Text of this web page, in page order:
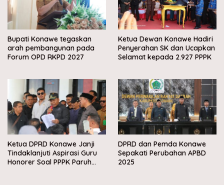
Bupati Konawe tegaskan
arah pembangunan pada
Forum OPD RKPD 2027
Ketua Dewan Konawe Hadiri
Penyerahan SK dan Ucapkan
Selamat kepada 2.927 PPPK
Ketua DPRD Konawe Janji
Tindaklanjuti Aspirasi Guru
Honorer Soal PPPK Paruh
DPRD dan Pemda Konawe
Sepakati Perubahan APBD
2025